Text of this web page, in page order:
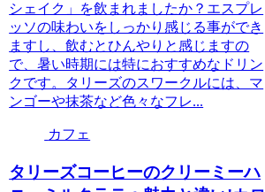
シェイク」を飲まれましたか？エスプレ
ッソの味わいをしっかり感じる事ができ
ますし、飲むとひんやりと感じますの
で、暑い時期には特におすすめなドリン
クです。タリーズのスワークルには、マ
ンゴーや抹茶など色々なフレ...
カフェ
タリーズコーヒーのクリーミーハ